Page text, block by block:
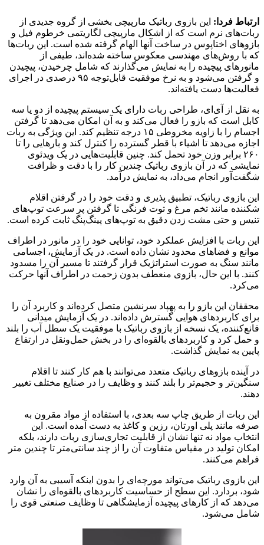
ارتباط فردا: این بازوی رباتیک مارپیچی بخشی از گروه جدیدی از
ربات‌های نرم است که از اشکال مارپیچی لگاریتمی خرطوم فیل و
بازوهای اختاپوس در ساخت آنها الهام گرفته شده است. این ربات‌ها
که با روش‌های مهندسی معکوس ساخته شده‌اند، طیفی از
مانورهای پیچیده را به نمایش می‌گذارند که شامل چرخیدن، پیچیدن
و گرفتن می‌شود و به نرخ موفقیت قابل‌توجه ۹۵ درصدی در اجرای
فعالیت‌ها دست یافته‌اند.
به نقل از آی‌ای، طراحی ربات دارای یک سیستم پیچیده از دو یا سه
کابل است که بازو را فعال می‌کند و به آن امکان می‌دهد تا گرفتن
اجسام را با زاویه مخروطی ۱۵ درجه تنظیم کند. این ویژگی به ربات
اجازه می‌دهد تا اشیاء با قطر گسترده را کنترل کند و بارهایی را تا
۲۶۰ برابر وزن خود تحمل کند. چنین قابلیت‌هایی در یک ویدئوی
نمایشی که در آن بازوی رباتیک چندین کار را با دقت و ظرافت
شگفت‌آور انجام می‌داد، به نمایش درآمد.
این بازوی رباتیک، تطبیق پذیری و دقت خود را در گرفتن اقلام
شکننده مانند تخم مرغ و توت فرنگی تا گرفتن پر سرعت توپ‌های
تنیس و حتی مشت زدن دقیق به توپ‌های پینگ‌پنگ ثابت کرده است.
این ربات با افزایش عملکرد خود، توانایی خود را در مانور در اطراف
موانع و فضاهای محدود نشان داده است. در یک آزمایش، اجسامی
مانند سنگ به صورت استراتژیک قرار گرفتند تا مسیر آن را مسدود
کنند. با این حال، بازوی منعطف بدون زحمت در اطراف آنها حرکت
می‌کرد.
محققان این بازو را به پهپاد سرنشین متصل کرده‌اند و کاربرد آن را
برای کاربردهای هوایی گسترش داده‌اند. در یک آزمایش میدانی
قانع‌کننده، یک نسخه از بازوی رباتیک با موفقیت یک سطل آب را بلند
و حمل کرد و کاربردهای بالقوه‌ای را در بخش حمل‌ونقل در ارتفاع
پایین به نمایش گذاشت.
در آینده بازوهای رباتیک متعدد می‌توانند با هم کار کنند تا اقلام
سنگین‌تر و حجیم‌تر را بلند کنند و وظایف را در صنایع مختلف تغییر
دهند.
این ربات از طریق چاپ سه بعدی، با استفاده از مواد مقرون به
صرفه مانند پلی اورتان، رزین و کاغذ به دست آمده است. این
انتخاب مواد نه تنها نشان از قابلیت تجاری‌سازی ربات دارند، بلکه
امکان تولید در مقیاس متفاوت آن را از چند سانتی‌متر تا چندین متر
فراهم می‌کنند.
این بازوی رباتیک می‌تواند مورچه‌ای را بدون اینکه آسیبی به آن وارد
شود، بردارد. این سطح از حساسیت کاربردهای بالقوه‌ای را نشان
می‌دهد که از کارهای پیچیده آزمایشگاهی تا وظایف صنعتی قوی را
شامل می‌شود.